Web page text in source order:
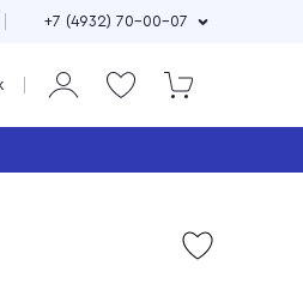
+7 (4932) 70-00-07